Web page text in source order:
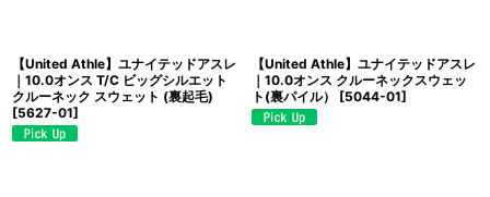
【United Athle】ユナイテッドアスレ
｜10.0オンス T/C ビッグシルエット
クルーネック スウェット (裏起毛)
[5627-01]
【United Athle】ユナイテッドアスレ
｜10.0オンス クルーネックスウェッ
ト(裏パイル）
[5044-01]